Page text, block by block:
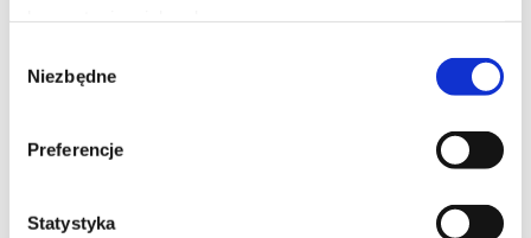
zgody
Niezbędne
Preferencje
Statystyka
TOM I JERRY:PRZYGODA W MUZEUM
Podczas pościgu w nowojorskim Metropolitan Museum Tom i
Jerry przypadkowo uruchamiają mityczny Astralny Kompas, który
przenosi ich do olśniewającego Złotego Miasta rodem ze
wpada w sidła niebezpiecznego szczurzego bossa. Gdy losy
miasta zawisną na włosku, odwieczni wrogowie będą musieli